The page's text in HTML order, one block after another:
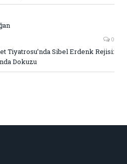
0
Tiyatrosu’nda Sibel Erdenk Rejisi:
Dokuzu